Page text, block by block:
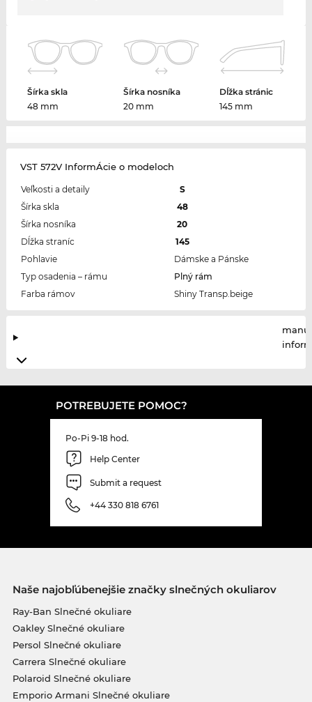
Šírka skla
48 mm
Šírka nosníka
20 mm
Dĺžka stránic
145 mm
VST 572V InformÁcie o modeloch
Veľkosti a detaily
S
Šírka skla
48
Šírka nosníka
20
Dĺžka straníc
145
Pohlavie
Dámske a Pánske
Typ osadenia – rámu
Plný rám
Farba rámov
Shiny Transp.beige
POTREBUJETE POMOC?
Po-Pi 9-18 hod.
Help Center
Submit a request
+44 330 818 6761
Naše najobľúbenejšie značky slnečných okuliarov
Ray-Ban Slnečné okuliare
Oakley Slnečné okuliare
Persol Slnečné okuliare
Carrera Slnečné okuliare
Polaroid Slnečné okuliare
Emporio Armani Slnečné okuliare